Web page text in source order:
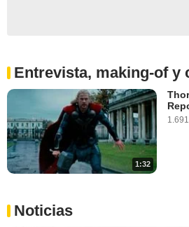
Entrevista, making-of y
1:32
Noticias